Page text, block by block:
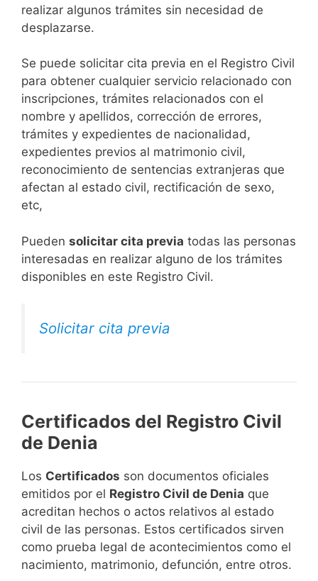
realizar algunos trámites sin necesidad de
desplazarse.​
Se puede solicitar cita previa en el Registro Civil
para obtener cualquier servicio relacionado con
inscripciones, trámites relacionados con el
nombre y apellidos, corrección de errores,
trámites y expedientes de nacionalidad,
expedientes previos al matrimonio civil,
reconocimiento de sentencias extranjeras que
afectan al estado civil, rectificación de sexo,
etc,
​Pueden solicitar cita previa todas las personas
interesadas en realizar alguno de los trámites
disponibles en este Registro Civil.​
Solicitar cita previa
Certificados del Registro Civil
de Denia
Los Certificados son documentos oficiales
emitidos por el Registro Civil de Denia que
acreditan hechos o actos relativos al estado
civil de las personas. Estos certificados sirven
como prueba legal de acontecimientos como el
nacimiento, matrimonio, defunción, entre otros.